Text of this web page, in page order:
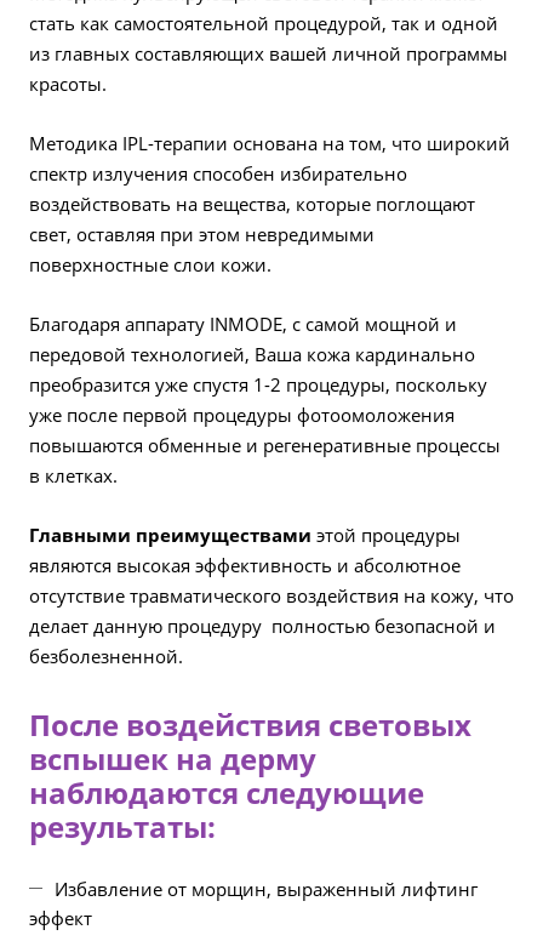
стать как самостоятельной процедурой, так и одной
из главных составляющих вашей личной программы
красоты.
Методика IPL-терапии основана на том, что широкий
спектр излучения способен избирательно
воздействовать на вещества, которые поглощают
свет, оставляя при этом невредимыми
поверхностные слои кожи.
Благодаря аппарату INMODE, с самой мощной и
передовой технологией, Ваша кожа кардинально
преобразится уже спустя 1-2 процедуры, поскольку
уже после первой процедуры фотоомоложения
повышаются обменные и регенеративные процессы
в клетках.
Главными преимуществами этой процедуры
являются высокая эффективность и абсолютное
отсутствие травматического воздействия на кожу, что
делает данную процедуру полностью безопасной и
безболезненной.
После воздействия световых
вспышек на дерму
наблюдаются следующие
результаты:
Избавление от морщин, выраженный лифтинг
эффект